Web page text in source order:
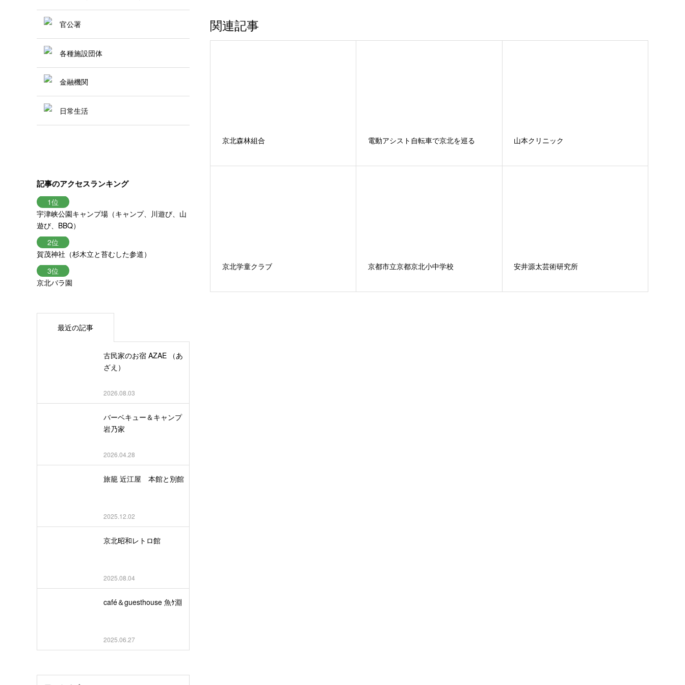
関連記事
京北森林組合 電動アシスト自転車で京北を巡る 山本クリニック
京北学童クラブ 京都市立京都京北小中学校 安井源太芸術研究所
官公署
各種施設団体
金融機関
日常生活
記事のアクセスランキング
宇津峡公園キャンプ場（キャンプ、川遊び、山
遊び、BBQ）
賀茂神社（杉木立と苔むした参道）
京北バラ園
最近の記事
古民家のお宿 AZAE （あ
ざえ）
2026.08.03
バーベキュー＆キャンプ
岩乃家
2026.04.28
旅籠 近江屋 本館と別館
2025.12.02
京北昭和レトロ館
2025.08.04
café＆guesthouse 魚ｹ淵
2025.06.27